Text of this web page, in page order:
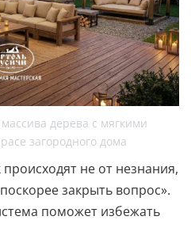
дерева с мягкими
загородного дома
не от незнания,
закрыть вопрос».
поможет избежать